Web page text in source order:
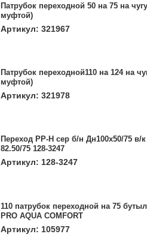
Патрубок переходной 50 на 75 на
муфтой)
Артикул: 321967
Патрубок переходной110 на 124 на
муфтой)
Артикул: 321978
Переход РР-Н сер б/н Дн100х50/75 в/
82.50/75 128-3247
Артикул: 128-3247
110 патрубок переходной на 75
PRO AQUA COMFORT
Артикул: 105977